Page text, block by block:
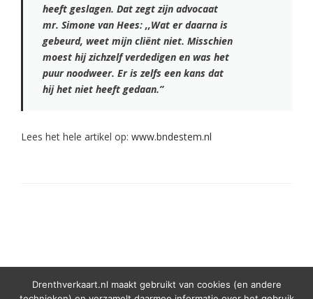
heeft geslagen. Dat zegt zijn advocaat
mr. Simone van Hees: ,,Wat er daarna is
gebeurd, weet mijn cliënt niet. Misschien
moest hij zichzelf verdedigen en was het
puur noodweer. Er is zelfs een kans dat
hij het niet heeft gedaan.”
Lees het hele artikel op: www.bndestem.nl
Drenthverkaart.nl maakt gebruikt van cookies (en andere